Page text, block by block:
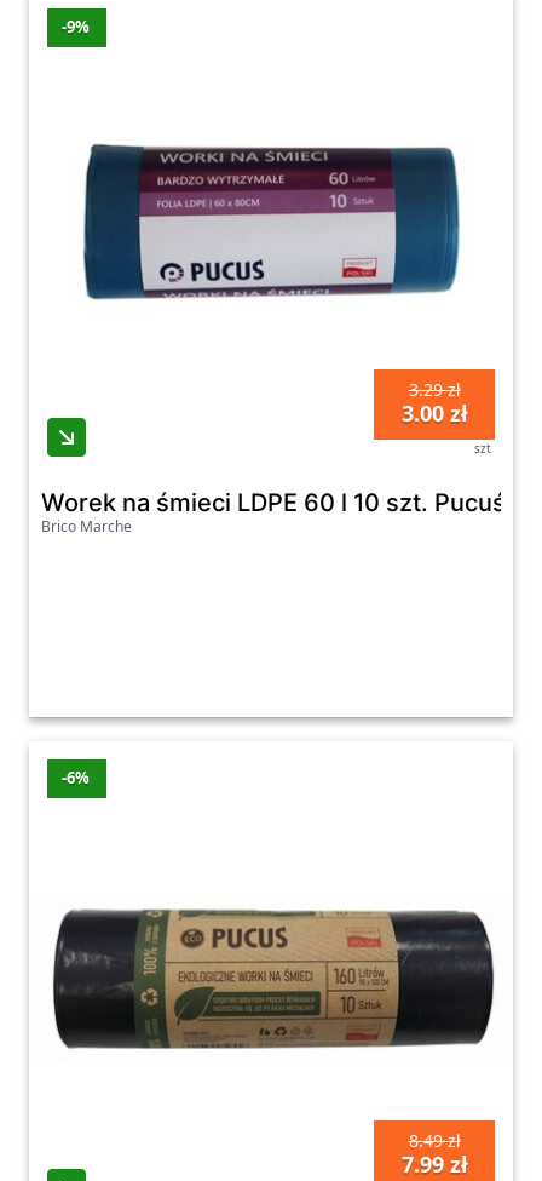
-9%
3.29 zł
3.00 zł
szt
Worek na śmieci LDPE 60 l 10 szt. Pucuś
Brico Marche
-6%
8.49 zł
7.99 zł